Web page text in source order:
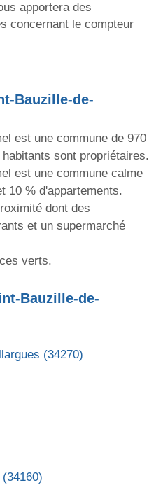
apportera des
concernant le compteur
Bauzille-de-
est une commune de 970
sont propriétaires.
est une commune calme
10 % d'appartements.
dont des
et un supermarché
verts.
Bauzille-de-
(34270)